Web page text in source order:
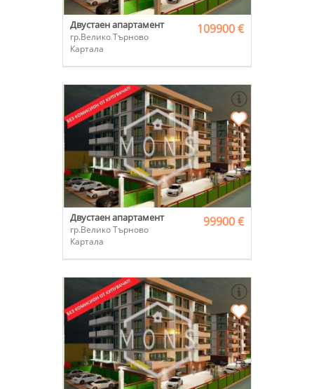
Двустаен апартамент
гр.Велико Търново
Картала
109900 €
Двустаен апартамент
гр.Велико Търново
Картала
99900 €